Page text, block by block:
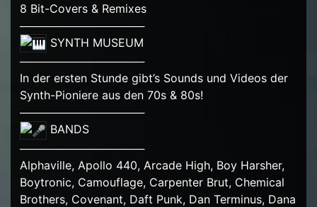
8 Bit-Covers & Remixes
────────────────
SYNTH MUSEUM
────────────────
In der ersten Stunde gibt’s Sounds und Videos der
Synth-Pioniere aus den 70s & 80s!
────────────────
BANDS
────────────────
Alphaville, Apollo 440, Arcade High, Boy Harsher,
Boytronic, Camouflage, Carpenter Brut, Chemical
Brothers, Covenant, Daft Punk, Dan Terminus, Dana